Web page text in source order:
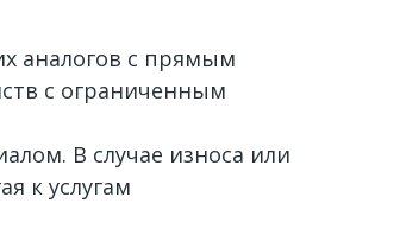
аналогов с прямым
с ограниченным
В случае износа или
к услугам